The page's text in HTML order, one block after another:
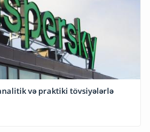
və praktiki tövsiyələrlə